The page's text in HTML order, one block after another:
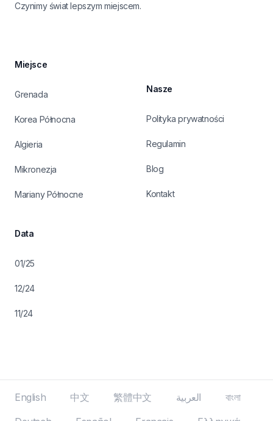
Czynimy świat lepszym miejscem.
Miejsce
Grenada
Korea Północna
Algieria
Mikronezja
Mariany Północne
Data
01/25
12/24
11/24
Nasze
Polityka prywatności
Regulamin
Blog
Kontakt
English 中文 繁體中文 العربية
বাংলা